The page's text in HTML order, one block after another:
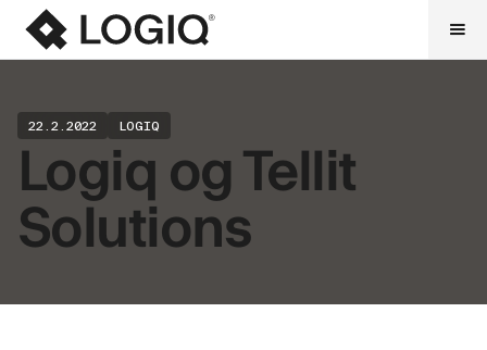
22.2.2022 LOGIQ
Logiq og Tellit
Solutions